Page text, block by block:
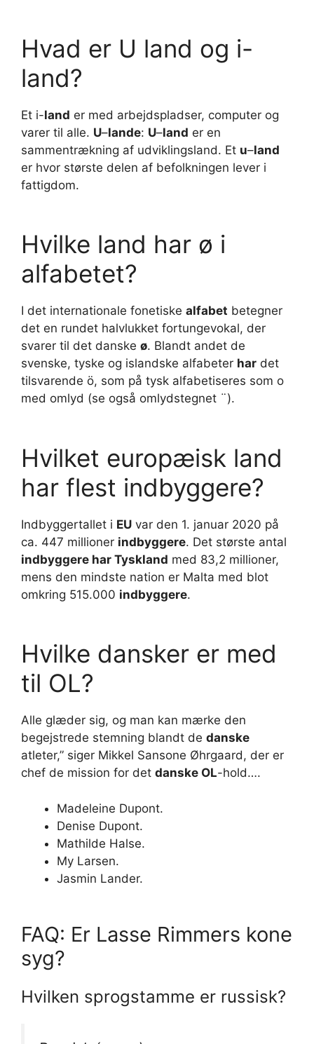
Hvad er U land og i-
land?
Et i-land er med arbejdspladser, computer og
varer til alle. U–lande: U–land er en
sammentrækning af udviklingsland. Et u–land
er hvor største delen af befolkningen lever i
fattigdom.
Hvilke land har ø i
alfabetet?
I det internationale fonetiske alfabet betegner
det en rundet halvlukket fortungevokal, der
svarer til det danske ø. Blandt andet de
svenske, tyske og islandske alfabeter har det
tilsvarende ö, som på tysk alfabetiseres som o
med omlyd (se også omlydstegnet ¨).
Hvilket europæisk land
har flest indbyggere?
Indbyggertallet i EU var den 1. januar 2020 på
ca. 447 millioner indbyggere. Det største antal
indbyggere har Tyskland med 83,2 millioner,
mens den mindste nation er Malta med blot
omkring 515.000 indbyggere.
Hvilke dansker er med
til OL?
Alle glæder sig, og man kan mærke den
begejstrede stemning blandt de danske
atleter,” siger Mikkel Sansone Øhrgaard, der er
chef de mission for det danske OL-hold….
Madeleine Dupont.
Denise Dupont.
Mathilde Halse.
My Larsen.
Jasmin Lander.
FAQ: Er Lasse Rimmers kone
syg?
Hvilken sprogstamme er russisk?